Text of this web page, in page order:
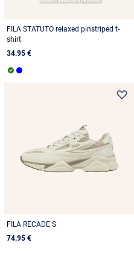
FILA STATUTO relaxed pinstriped t-
shirt
34.95 €
FILA RECADE S
74.95 €